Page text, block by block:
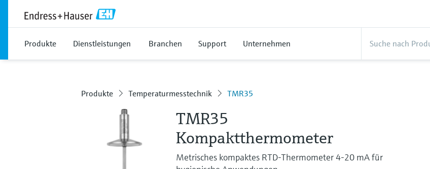
Produkte Dienstleistungen Branchen Support Unternehmen
Produkte Temperaturmesstechnik TMR35
TMR35
Kompaktthermometer
Metrisches kompaktes RTD-Thermometer 4-20 mA für